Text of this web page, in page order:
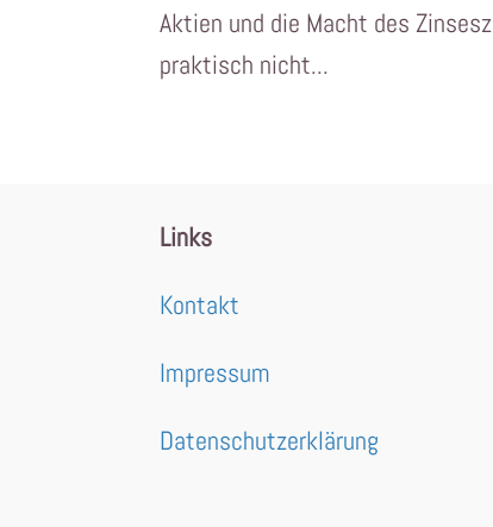
Aktien und die Macht des
praktisch nicht...
Links
Kontakt
Impressum
Datenschutzerklärung